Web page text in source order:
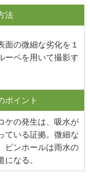
法
面の微細な劣化を１
ーペを用いて撮影す
ポイント
ケの発生は、吸水が
ている証拠。微細な
ピンホールは雨水の
になる。